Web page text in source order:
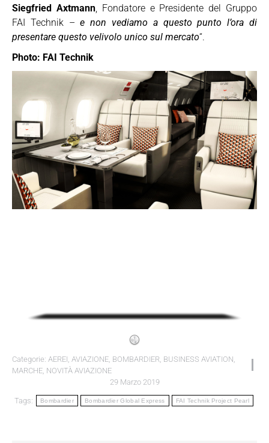
Siegfried Axtmann, Fondatore e Presidente del Gruppo
FAI Technik –e non vediamo a questo punto l’ora di
presentare questo velivolo unico sul mercato“.
Photo: FAI Technik
Categorie: AEREI, AVIAZIONE, BOMBARDIER, BUSINESS AVIATION,
MARCHE, NOVITÀ AVIAZIONE
29 Marzo 2019
Tags: Bombardier Bombardier Global Express FAI Technik Project Pearl